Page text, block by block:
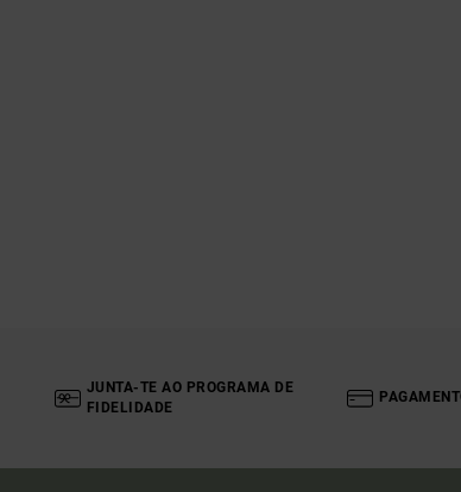
JUNTA-TE AO PROGRAMA DE
FIDELIDADE